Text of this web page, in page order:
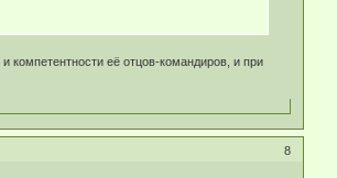
её отцов-командиров, и при
8